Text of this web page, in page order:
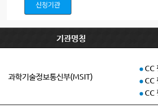
기관명칭
과학기술정보통신부(MSIT)
CC
CC
CC